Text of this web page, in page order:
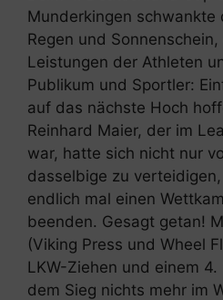
Munderkingen schwankte
Regen und
Leistungen der Athleten
Publikum und Sportler:
auf das nächste Hoch
Reinhard Maier, der im
war, hatte sich nicht nur
dasselbige zu
endlich mal einen
beenden. Gesagt getan!
(Viking Press und Wheel
LKW-Ziehen und einem
dem Sieg nichts mehr im